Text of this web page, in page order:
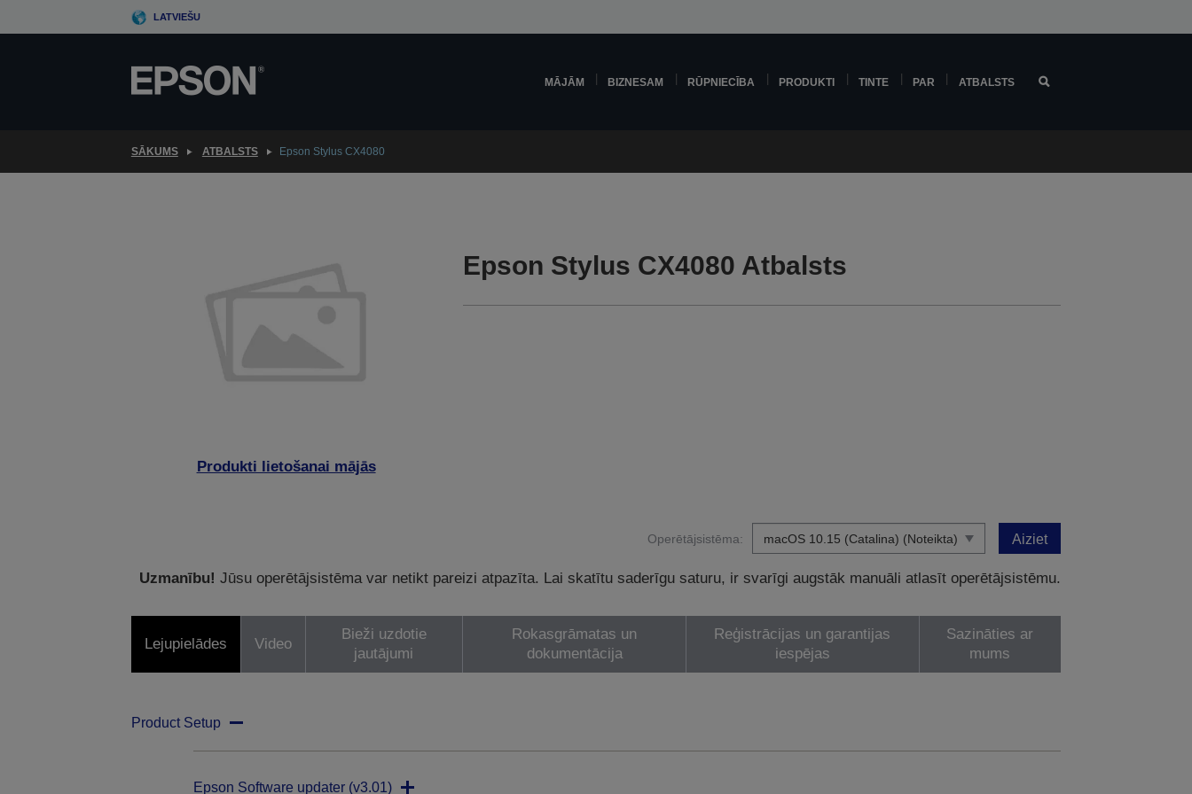
to
LATVIEŠU
MĀJĀM BIZNESAM RŪPNIECĪBA PRODUKTI TINTE PAR ATBALSTS
SĀKUMS ATBALSTS Epson Stylus CX4080
Produkti lietošanai mājās
Epson Stylus CX4080 Atbalsts
Operētājsistēma: Aiziet
Uzmanību! Jūsu operētājsistēma var netikt pareizi atpazīta. Lai skatītu saderīgu saturu, ir svarīgi augstāk manuāli atlasīt operētājsistēmu.
Lejupielādes Video
Bieži uzdotie
jautājumi
Rokasgrāmatas un
dokumentācija
Reģistrācijas un garantijas
iespējas
Sazināties ar
mums
Product Setup
Epson Software updater (v3.01)